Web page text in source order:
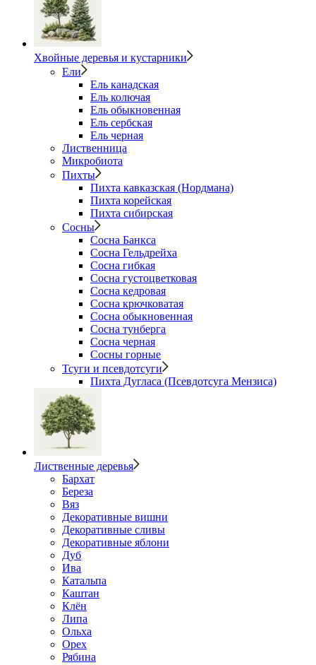
Хвойные деревья и кустарники
Ели
Ель канадская
Ель колючая
Ель обыкновенная
Ель сербская
Ель черная
Лиственница
Микробиота
Пихты
Пихта кавказская (Нордмана)
Пихта корейская
Пихта сибирская
Сосны
Сосна Банкса
Сосна Гельдрейха
Сосна гибкая
Сосна густоцветковая
Сосна кедровая
Сосна крючковатая
Сосна обыкновенная
Сосна тунберга
Сосна черная
Сосны горные
Тсуги и псевдотсуги
Пихта Дугласа (Псевдотсуга Мензиса)
Лиственные деревья
Бархат
Береза
Вяз
Декоративные вишни
Декоративные сливы
Декоративные яблони
Дуб
Ива
Катальпа
Каштан
Клён
Липа
Ольха
Орех
Рябина